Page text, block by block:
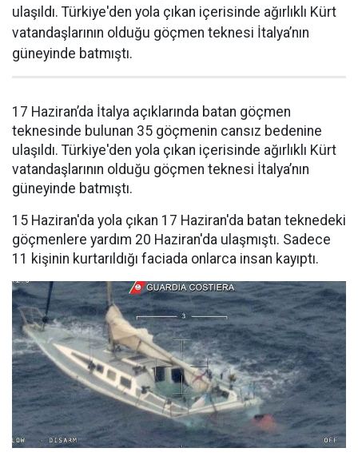
ulaşıldı. Türkiye'den yola çıkan içerisinde ağırlıklı Kürt
vatandaşlarının olduğu göçmen teknesi İtalya’nın
güneyinde batmıştı.
17 Haziran’da İtalya açıklarında batan göçmen
teknesinde bulunan 35 göçmenin cansız bedenine
ulaşıldı. Türkiye'den yola çıkan içerisinde ağırlıklı Kürt
vatandaşlarının olduğu göçmen teknesi İtalya’nın
güneyinde batmıştı.
15 Haziran'da yola çıkan 17 Haziran'da batan teknedeki
göçmenlere yardım 20 Haziran'da ulaşmıştı. Sadece
11 kişinin kurtarıldığı faciada onlarca insan kayıptı.